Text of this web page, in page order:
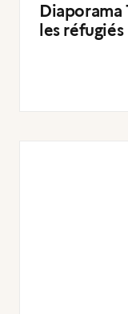
Diaporama
les réfugiés